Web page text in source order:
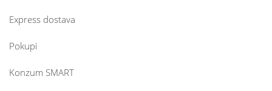
Express dostava
Pokupi
Konzum SMART